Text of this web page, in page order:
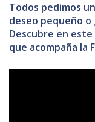
Todos pedimos
deseo pequeño
Descubre en
que acompaña la